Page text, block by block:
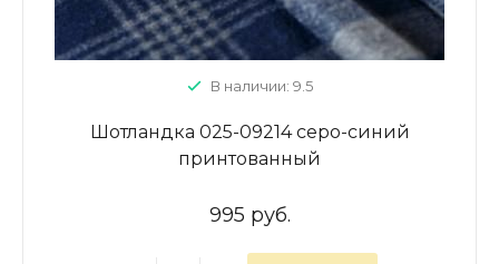
В наличии: 9.5
Шотландка 025-09214 серо-синий
принтованный
995 руб.